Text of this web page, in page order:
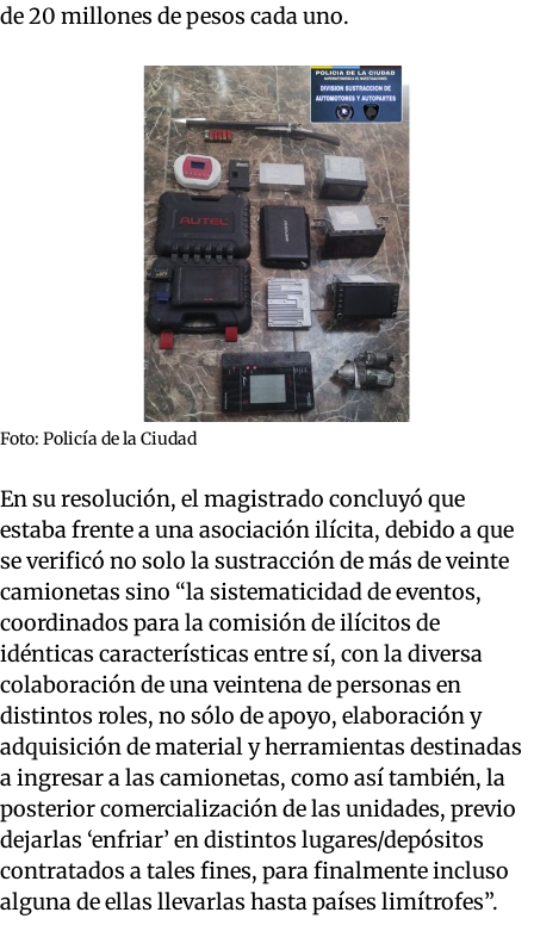
de 20 millones de pesos cada uno.
Foto: Policía de la Ciudad
En su resolución, el magistrado concluyó que
estaba frente a una asociación ilícita, debido a que
se verificó no solo la sustracción de más de veinte
camionetas sino “la sistematicidad de eventos,
coordinados para la comisión de ilícitos de
idénticas características entre sí, con la diversa
colaboración de una veintena de personas en
distintos roles, no sólo de apoyo, elaboración y
adquisición de material y herramientas destinadas
a ingresar a las camionetas, como así también, la
posterior comercialización de las unidades, previo
dejarlas ‘enfriar’ en distintos lugares/depósitos
contratados a tales fines, para finalmente incluso
alguna de ellas llevarlas hasta países limítrofes”.